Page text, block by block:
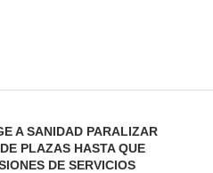
A SANIDAD PARALIZAR
PLAZAS HASTA QUE
DE SERVICIOS